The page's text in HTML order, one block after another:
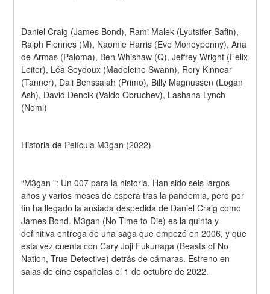
Daniel Craig (James Bond), Rami Malek (Lyutsifer Safin),
Ralph Fiennes (M), Naomie Harris (Eve Moneypenny), Ana
de Armas (Paloma), Ben Whishaw (Q), Jeffrey Wright (Felix
Leiter), Léa Seydoux (Madeleine Swann), Rory Kinnear
(Tanner), Dali Benssalah (Primo), Billy Magnussen (Logan
Ash), David Dencik (Valdo Obruchev), Lashana Lynch
(Nomi)
Historia de Película M3gan (2022)
“M3gan ”: Un 007 para la historia. Han sido seis largos
años y varios meses de espera tras la pandemia, pero por
fin ha llegado la ansiada despedida de Daniel Craig como
James Bond. M3gan (No Time to Die) es la quinta y
definitiva entrega de una saga que empezó en 2006, y que
esta vez cuenta con Cary Joji Fukunaga (Beasts of No
Nation, True Detective) detrás de cámaras. Estreno en
salas de cine españolas el 1 de octubre de 2022.